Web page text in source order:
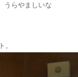
うらやましいな
。